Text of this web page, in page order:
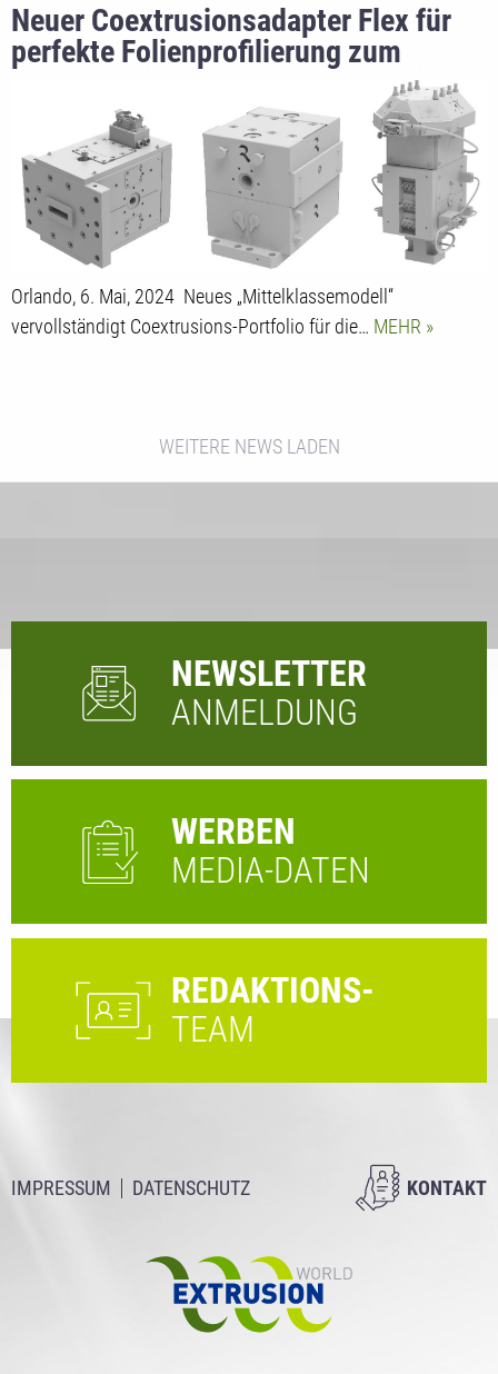
Neuer Coextrusionsadapter Flex für
perfekte Folienprofilierung zum
besten Preis-Leistungs-Verhältnis
Orlando, 6. Mai, 2024 Neues „Mittelklassemodell“
vervollständigt Coextrusions-Portfolio für die… MEHR
WEITERE NEWS LADEN
NEWSLETTER
ANMELDUNG
WERBEN
MEDIA-DATEN
REDAKTIONS-
TEAM
IMPRESSUM DATENSCHUTZ KONTAKT